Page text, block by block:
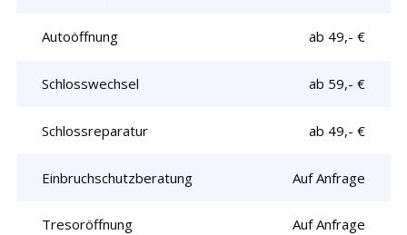
Autoöffnung ab 49,- €
Schlosswechsel ab 59,- €
Schlossreparatur ab 49,- €
Einbruchschutzberatung Auf Anfrage
Tresoröffnung Auf Anfrage